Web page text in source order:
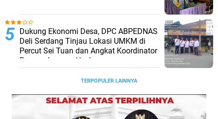
Dukung Ekonomi Desa, DPC ABPEDNAS
Deli Serdang Tinjau Lokasi UMKM di
Percut Sei Tuan dan Angkat Koordinator
Pengembangan Usaha
TERPOPULER LAINNYA